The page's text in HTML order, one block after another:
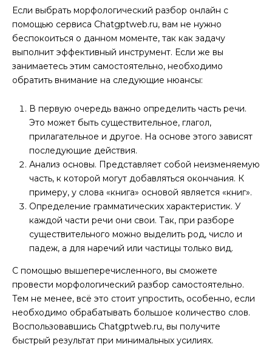
Если выбрать морфологический разбор онлайн с
помощью сервиса Chatgptweb.ru, вам не нужно
беспокоиться о данном моменте, так как задачу
выполнит эффективный инструмент. Если же вы
занимаетесь этим самостоятельно, необходимо
обратить внимание на следующие нюансы:
В первую очередь важно определить часть речи.
Это может быть существительное, глагол,
прилагательное и другое. На основе этого зависят
последующие действия.
Анализ основы. Представляет собой неизменяемую
часть, к которой могут добавляться окончания. К
примеру, у слова «книга» основой является «книг».
Определение грамматических характеристик. У
каждой части речи они свои. Так, при разборе
существительного можно выделить род, число и
падеж, а для наречий или частицы только вид.
С помощью вышеперечисленного, вы сможете
провести морфологический разбор самостоятельно.
Тем не менее, всё это стоит упростить, особенно, если
необходимо обрабатывать большое количество слов.
Воспользовавшись Chatgptweb.ru, вы получите
быстрый результат при минимальных усилиях.